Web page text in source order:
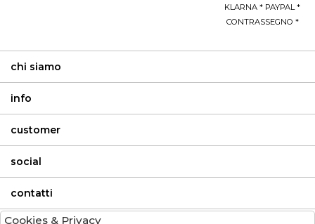
KLARNA * PAYPAL *
CONTRASSEGNO *
chi siamo
info
customer
social
contatti
Cookies & Privacy